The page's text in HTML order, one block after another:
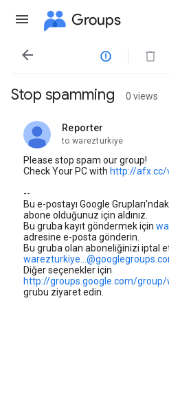
Groups

Stop spamming 0 views
Reporter
unread,
to warezturkiye
Please stop spam our group!
Check Your PC with http://afx.cc/
--
Bu e-postayı Google
abone olduğunuz için aldınız.
Bu gruba kayıt göndermek için
adresine e-posta gönderin.
Bu gruba olan aboneliğinizi iptal
Diğer seçenekler için
http://groups.google.com/
grubu ziyaret edin.